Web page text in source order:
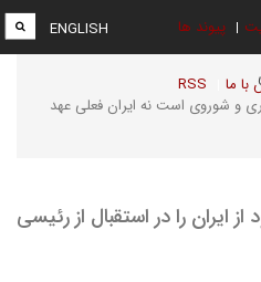
پیوند ها
با ما RSS
ENGLISH
و شوروی است نه ایران فعلی عهد
ایران را در استقبال از رئیسی